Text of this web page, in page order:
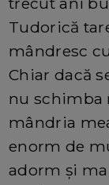
Tudorică
mândresc
Chiar dacă
nu schimba
mândria
enorm de
adorm și